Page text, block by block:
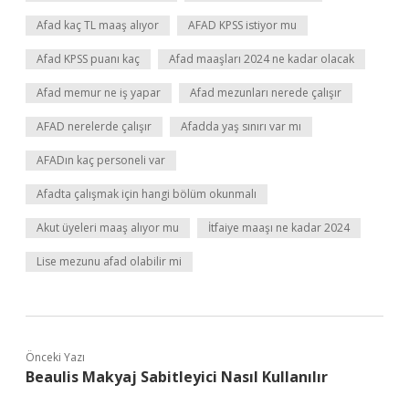
Afad kaç TL maaş alıyor AFAD KPSS istiyor mu
Afad KPSS puanı kaç Afad maaşları 2024 ne kadar olacak
Afad memur ne iş yapar Afad mezunları nerede çalışır
AFAD nerelerde çalışır Afadda yaş sınırı var mı
AFADın kaç personeli var
Afadta çalışmak için hangi bölüm okunmalı
Akut üyeleri maaş alıyor mu İtfaiye maaşı ne kadar 2024
Lise mezunu afad olabilir mi
Önceki Yazı
Beaulis Makyaj Sabitleyici Nasıl Kullanılır